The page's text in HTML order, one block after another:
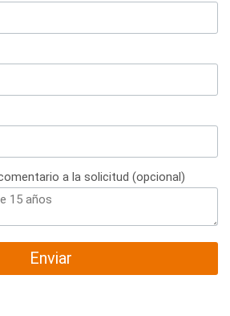
a la solicitud (opcional)
Enviar